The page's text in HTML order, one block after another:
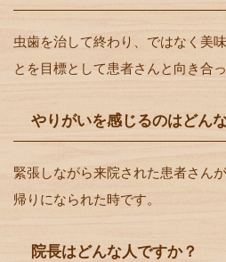
虫歯を治して終わり、ではなく美
とを目標として患者さんと向き合
やりがいを感じるのはどん
緊張しながら来院された患者さん
帰りになられた時です。
院長はどんな人ですか？